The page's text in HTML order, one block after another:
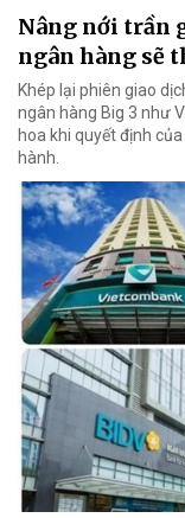
Nâng nới trần
ngân hàng sẽ
Khép lại phiên giao
ngân hàng Big 3 như
hoa khi quyết định
hành.